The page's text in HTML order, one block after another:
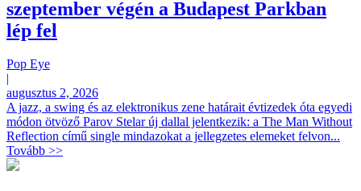
szeptember végén a Budapest Parkban
lép fel
Pop Eye
augusztus 2, 2026
A jazz, a swing és az elektronikus zene határait évtizedek óta egyedi
módon ötvöző Parov Stelar új dallal jelentkezik: a The Man Without
Reflection című single mindazokat a jellegzetes elemeket felvon...
Tovább >>